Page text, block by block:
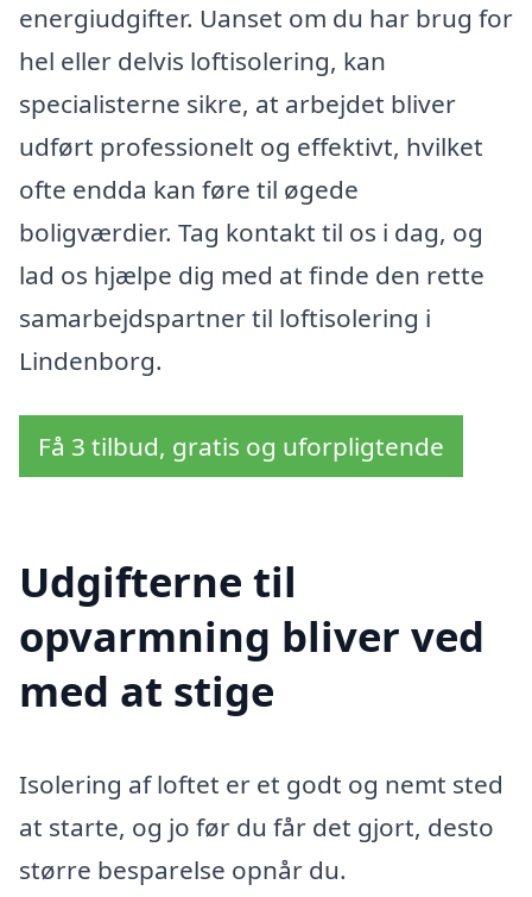
energiudgifter. Uanset om du har brug for
hel eller delvis loftisolering, kan
specialisterne sikre, at arbejdet bliver
udført professionelt og effektivt, hvilket
ofte endda kan føre til øgede
boligværdier. Tag kontakt til os i dag, og
lad os hjælpe dig med at finde den rette
samarbejdspartner til loftisolering i
Lindenborg.
Få 3 tilbud, gratis og uforpligtende
Udgifterne til
opvarmning bliver ved
med at stige
Isolering af loftet er et godt og nemt sted
at starte, og jo før du får det gjort, desto
større besparelse opnår du.